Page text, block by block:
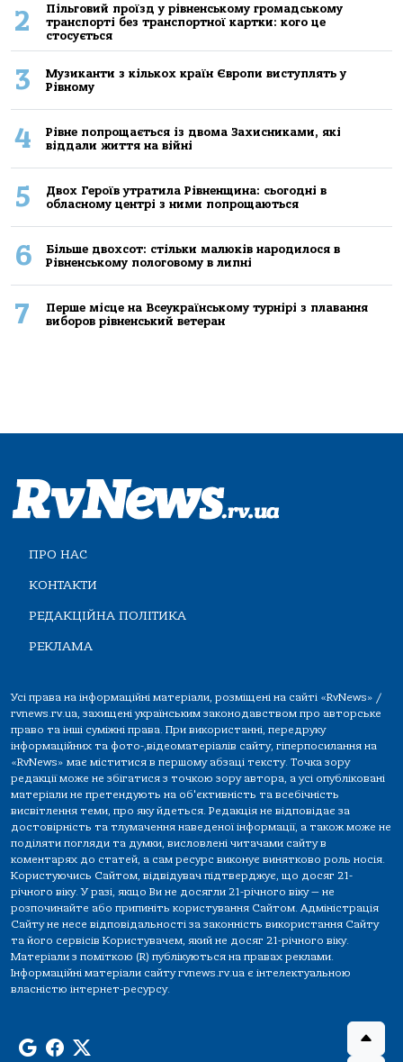
2
Пільговий проїзд у рівненському громадському
транспорті без транспортної картки: кого це
стосується
3
Музиканти з кількох країн Європи виступлять у
Рівному
4
Рівне попрощається із двома Захисниками, які
віддали життя на війні
5
Двох Героїв утратила Рівненщина: сьогодні в
обласному центрі з ними попрощаються
6
Більше двохсот: стільки малюків народилося в
Рівненському пологовому в липні
7
Перше місце на Всеукраїнському турнірі з плавання
виборов рівненський ветеран
ПРО НАС
КОНТАКТИ
РЕДАКЦІЙНА ПОЛІТИКА
РЕКЛАМА
Усі права на інформаційні матеріали, розміщені на сайті «RvNews» /
rvnews.rv.ua, захищені українським законодавством про авторське
право та інші суміжні права. При використанні, передруку
інформаційних та фото-,відеоматеріалів сайту, гіперпосилання на
«RvNews» має міститися в першому абзаці тексту. Точка зору
редакції може не збігатися з точкою зору автора, а усі опубліковані
матеріали не претендують на об'єктивність та всебічність
висвітлення теми, про яку йдеться. Редакція не відповідає за
достовірність та тлумачення наведеної інформації, а також може не
поділяти погляди та думки, висловлені читачами сайту в
коментарях до статей, а сам ресурс виконує винятково роль носія.
Користуючись Сайтом, відвідувач підтверджує, що досяг 21-
річного віку. У разі, якщо Ви не досягли 21-річного віку — не
розпочинайте або припиніть користування Сайтом. Адміністрація
Сайту не несе відповідальності за законність використання Сайту
та його сервісів Користувачем, який не досяг 21-річного віку.
Матеріали з поміткою (R) публікуються на правах реклами.
Інформаційні матеріали сайту rvnews.rv.ua є інтелектуальною
власністю інтернет-ресурсу.